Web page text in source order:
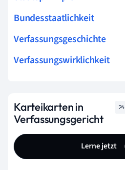
Bundesstaatlichkeit
Verfassungsgeschichte
Verfassungswirklichkeit
Karteikarten in
Verfassungsgericht
24
Lerne jetzt